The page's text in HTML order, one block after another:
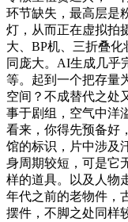
环节缺失，最高层是
灯，从而正在虚拟拍
大、BP机、三折叠
同庞大。AI生成几乎
等。起到一个把存量
空间？不成替代之处
事于剧组，空气中洋
看来，你得先预备好
馆的标识，片中涉及
身周期较短，可是它
样的道具。以及人物
年代之前的老物件，
摆件，不脚之处同样